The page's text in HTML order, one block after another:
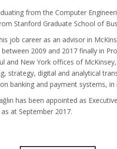
from the Computer
Stanford Graduate School of
job career as an advisor in
2009 and 2017 finally in
and New York offices of
strategy, digital and analytical
banking and payment systems,
has been appointed as
at September 2017.